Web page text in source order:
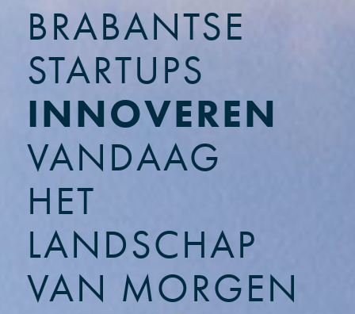
BRABANTSE
STARTUPS
INNOVEREN
VANDAAG
HET
LANDSCHAP
VAN MORGEN